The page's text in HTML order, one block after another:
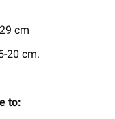
cm
20 cm.
to: